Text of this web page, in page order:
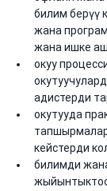
билим берүү
жана
жана ишке
окуу
адистерди
окутууда
кейстерди
билимди